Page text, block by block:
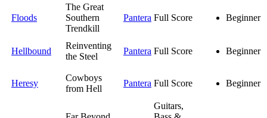
Floods
The Great
Southern
Trendkill
Pantera Full Score Beginner
Hellbound
Reinventing
the Steel
Pantera Full Score Beginner
Heresy
Cowboys
from Hell
Pantera Full Score Beginner
Guitars,